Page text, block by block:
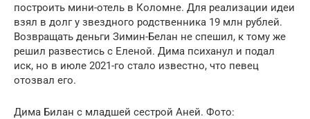
построить мини-отель в Коломне. Для реализации идеи
взял в долг у звездного родственника 19 млн рублей.
Возвращать деньги Зимин-Белан не спешил, к тому же
решил развестись с Еленой. Дима психанул и подал
иск, но в июле 2021-го стало известно, что певец
отозвал его.
Дима Билан с младшей сестрой Аней. Фото: